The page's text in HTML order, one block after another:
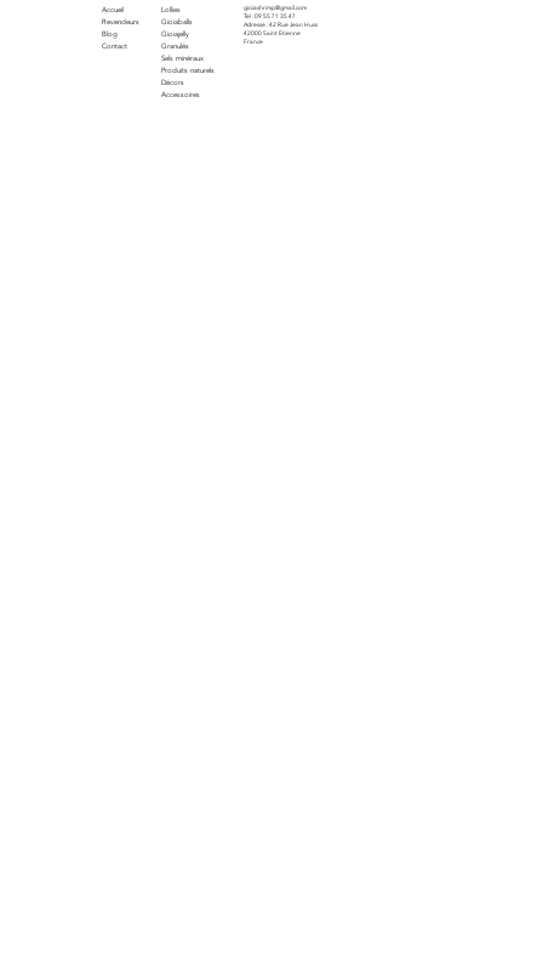
Accueil
Revendeurs
Blog
Contact
Lollies
Gioiaballs
Gioiajelly
Granulés
Sels minéraux
Produits naturels
Décors
Accessoires
gioiashrimp@gmail.com
Tel : 09 55 71 35 47
Adresse : 42 Rue Jean Huss
42000 Saint Etienne
France